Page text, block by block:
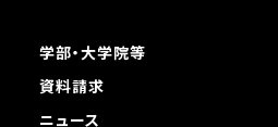
学部・大学院等
資料請求
ニュース